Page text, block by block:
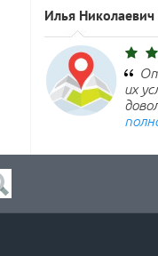
Илья Николаевич
их